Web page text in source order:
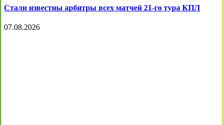
Стали известны арбитры всех матчей 21-го тура КПЛ
07.08.2026